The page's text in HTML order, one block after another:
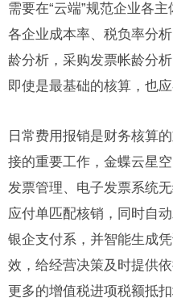
需要在“云端”规范企业各
各企业成本率、税负率分
龄分析，采购发票帐龄分
即使是最基础的核算，也应
日常费用报销是财务核算
接的重要工作，金蝶云星
发票管理、电子发票系统
应付单匹配核销，同时自
银企支付系，并智能生成
效，给经营决策及时提供
更多的增值税进项税额抵